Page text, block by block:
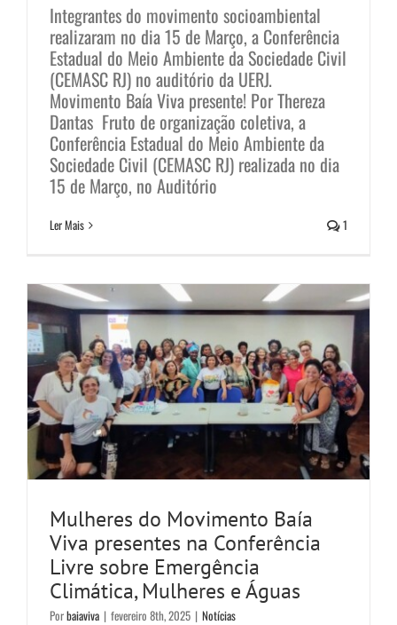
Integrantes do movimento socioambiental
realizaram no dia 15 de Março, a Conferência
Estadual do Meio Ambiente da Sociedade Civil
(CEMASC RJ) no auditório da UERJ.
Movimento Baía Viva presente! Por Thereza
Dantas Fruto de organização coletiva, a
Conferência Estadual do Meio Ambiente da
Sociedade Civil (CEMASC RJ) realizada no dia
15 de Março, no Auditório
Ler Mais 1
Mulheres do Movimento Baía Viva
presentes na Conferência Livre
Notícias
Mulheres do Movimento Baía
Viva presentes na Conferência
Livre sobre Emergência
Climática, Mulheres e Águas
Porbaiaviva | fevereiro 8th, 2025 | Notícias